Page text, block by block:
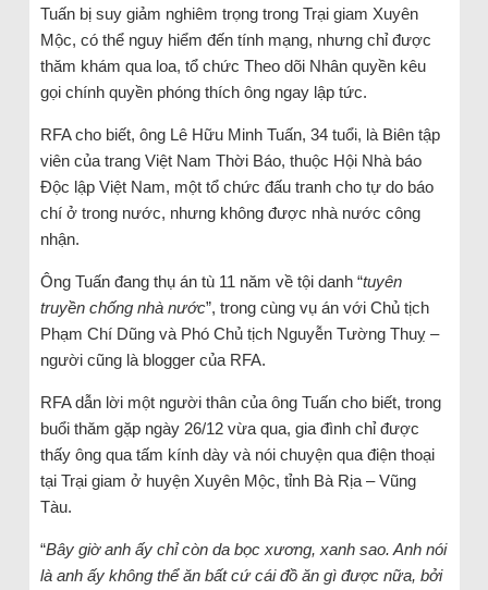
Tuấn bị suy giảm nghiêm trọng trong Trại giam Xuyên
Mộc, có thể nguy hiểm đến tính mạng, nhưng chỉ được
thăm khám qua loa, tổ chức Theo dõi Nhân quyền kêu
gọi chính quyền phóng thích ông ngay lập tức.
RFA cho biết, ông Lê Hữu Minh Tuấn, 34 tuổi, là Biên tập
viên của trang Việt Nam Thời Báo, thuộc Hội Nhà báo
Độc lập Việt Nam, một tổ chức đấu tranh cho tự do báo
chí ở trong nước, nhưng không được nhà nước công
nhận.
Ông Tuấn đang thụ án tù 11 năm về tội danh “tuyên
truyền chống nhà nước”, trong cùng vụ án với Chủ tịch
Phạm Chí Dũng và Phó Chủ tịch Nguyễn Tường Thuỵ –
người cũng là blogger của RFA.
RFA dẫn lời một người thân của ông Tuấn cho biết, trong
buổi thăm gặp ngày 26/12 vừa qua, gia đình chỉ được
thấy ông qua tấm kính dày và nói chuyện qua điện thoại
tại Trại giam ở huyện Xuyên Mộc, tỉnh Bà Rịa – Vũng
Tàu.
“Bây giờ anh ấy chỉ còn da bọc xương, xanh sao. Anh nói
là anh ấy không thể ăn bất cứ cái đồ ăn gì được nữa, bởi